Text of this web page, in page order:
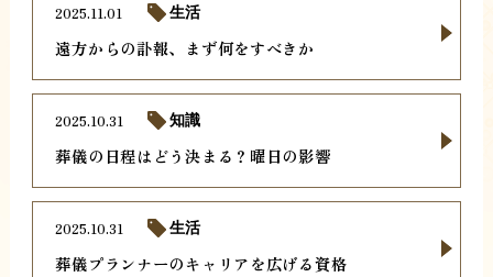
遠方からの訃報、まず何をすべきか
2025.11.01 生活
葬儀の日程はどう決まる？曜日の影響
2025.10.31 知識
葬儀プランナーのキャリアを広げる資格
2025.10.31 生活